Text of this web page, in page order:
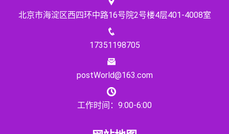
北京市海淀区西四环中路16号院2号楼4层401-4008室
17351198705
postWorld@163.com
工作时间：9:00-6:00